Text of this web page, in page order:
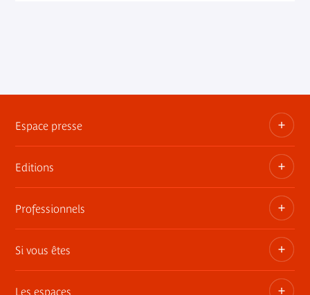
Espace presse
Dossiers, communiqués, bandes annonces
Contact presse
Editions
Les publications du musée
Professionnels
Privatisez les espaces
Si vous êtes
Les espaces